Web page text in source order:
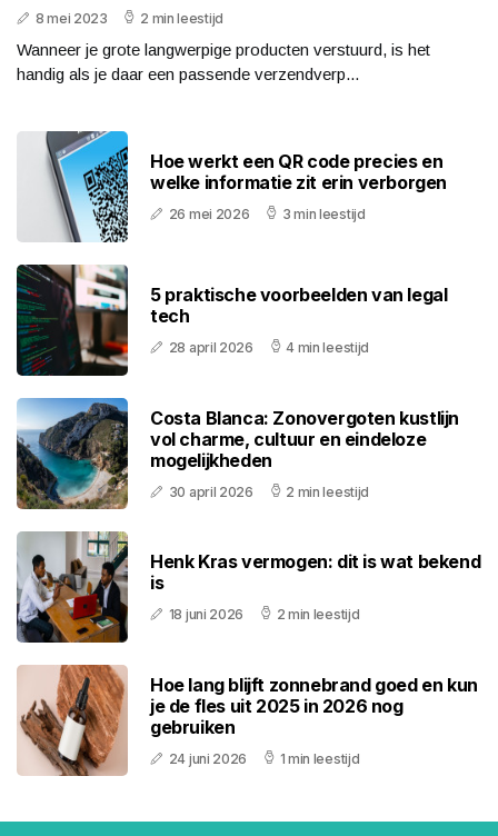
8 mei 2023 2 min leestijd
Wanneer je grote langwerpige producten verstuurd, is het
handig als je daar een passende verzendverp...
Hoe werkt een QR code precies en
welke informatie zit erin verborgen
26 mei 2026 3 min leestijd
5 praktische voorbeelden van legal
tech
28 april 2026 4 min leestijd
Costa Blanca: Zonovergoten kustlijn
vol charme, cultuur en eindeloze
mogelijkheden
30 april 2026 2 min leestijd
Henk Kras vermogen: dit is wat bekend
is
18 juni 2026 2 min leestijd
Hoe lang blijft zonnebrand goed en kun
je de fles uit 2025 in 2026 nog
gebruiken
24 juni 2026 1 min leestijd